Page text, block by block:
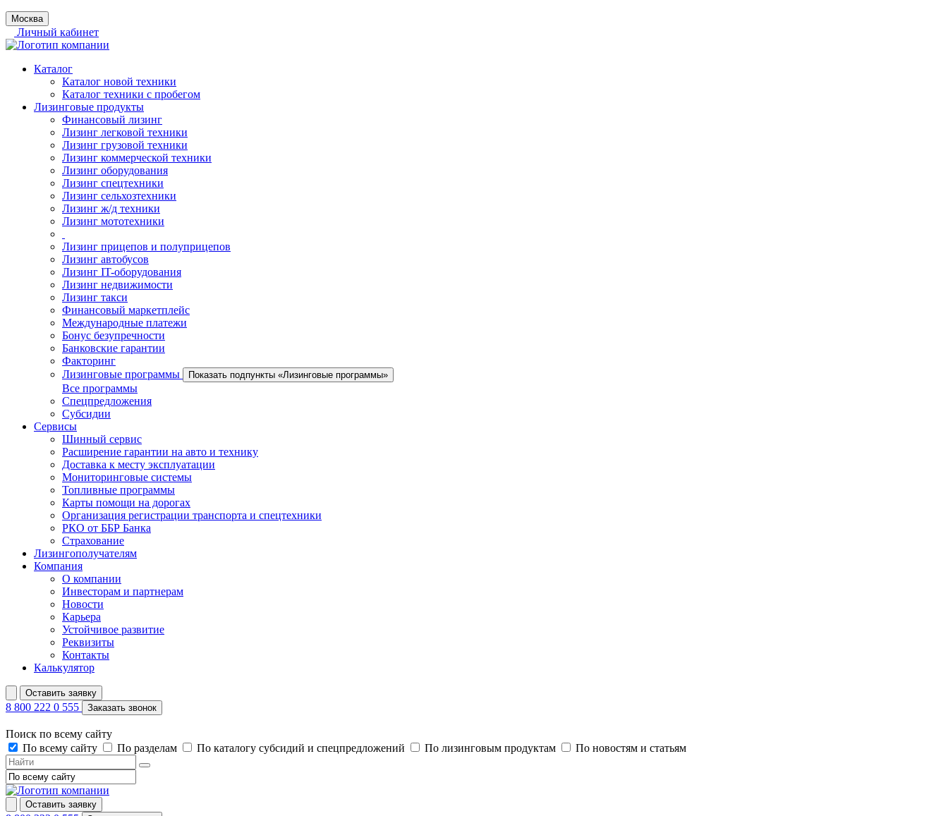
Москва
Личный кабинет
Каталог
Каталог новой техники
Каталог техники с пробегом
Лизинговые продукты
Финансовый лизинг
Лизинг легковой техники
Лизинг грузовой техники
Лизинг коммерческой техники
Лизинг оборудования
Лизинг спецтехники
Лизинг сельхозтехники
Лизинг ж/д техники
Лизинг мототехники
Лизинг прицепов и полуприцепов
Лизинг автобусов
Лизинг IT-оборудования
Лизинг недвижимости
Лизинг такси
Финансовый маркетплейс
Международные платежи
Бонус безупречности
Банковские гарантии
Факторинг
Лизинговые программы
Показать подпункты «Лизинговые программы»
Все программы
Спецпредложения
Субсидии
Сервисы
Шинный сервис
Расширение гарантии на авто и технику
Доставка к месту эксплуатации
Мониторинговые системы
Топливные программы
Карты помощи на дорогах
Организация регистрации транспорта и спецтехники
РКО от ББР Банка
Страхование
Лизингополучателям
Компания
О компании
Инвесторам и партнерам
Новости
Карьера
Устойчивое развитие
Реквизиты
Контакты
Калькулятор
Оставить заявку
8 800 222 0 555 Заказать звонок
Поиск по всему сайту
По всему сайту
По разделам По каталогу субсидий и спецпредложений По лизинговым продуктам По новостям и статьям
Оставить заявку